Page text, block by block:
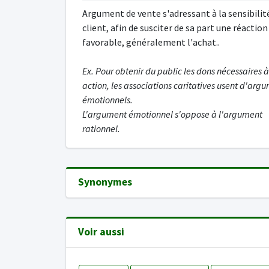
Argument de vente s'adressant à la
client, afin de susciter de sa part une réaction
favorable, généralement l'achat..
Ex. Pour obtenir du public les dons nécessaires
action, les associations caritatives usent
émotionnels.
L'argument émotionnel s'oppose à l'argument
rationnel.
Synonymes
Voir aussi